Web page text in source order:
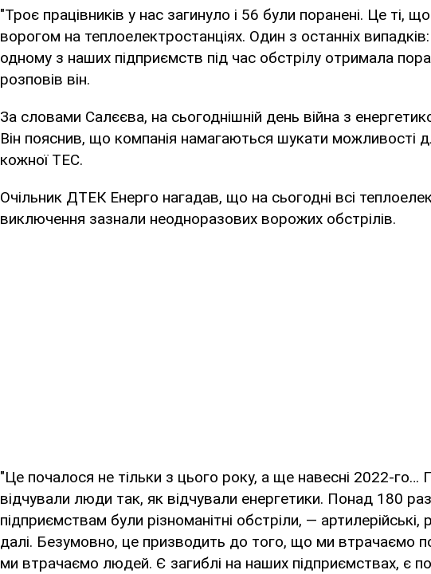
"Троє працівників у нас загинуло і 56 були поранені. Це ті,
ворогом на теплоелектростанціях. Один з останніх
одному з наших підприємств під час обстрілу отримала
розповів він.
За словами Салєєва, на сьогоднішній день війна з
Він пояснив, що компанія намагаються шукати можливості
кожної ТЕС.
Очільник ДТЕК Енерго нагадав, що на сьогодні всі
виключення зазнали неодноразових ворожих обстрілів.
"Це почалося не тільки з цього року, а ще навесні 2022-го…
відчували люди так, як відчували енергетики. Понад 180
підприємствам були різноманітні обстріли, — артилерійські,
далі. Безумовно, це призводить до того, що ми втрачаємо
ми втрачаємо людей. Є загиблі на наших підприємствах, є